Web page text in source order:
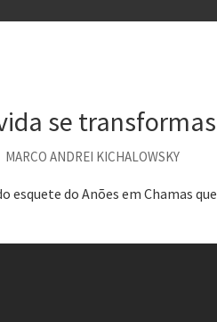
Contardo Calligaris prega o
Voto obrigatório é correto?
se
MARCO ANDREI KICHALOWSKY
esquete do Anões em Chamas